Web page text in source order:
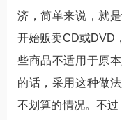
济，简单来说，就
开始贩卖CD或DVD
些商品不适用于原
的话，采用这种做
不划算的情况。不